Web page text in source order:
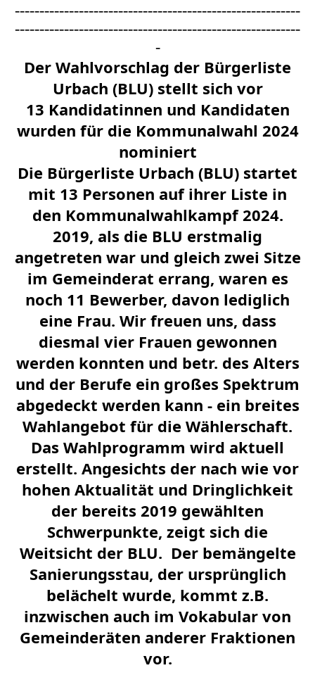
----------------------------------------------------------
----------------------------------------------------------
-
Der Wahlvorschlag der Bürgerliste
Urbach (BLU) stellt sich vor
13 Kandidatinnen und Kandidaten
wurden für die Kommunalwahl 2024
nominiert
Die Bürgerliste Urbach (BLU) startet
mit 13 Personen auf ihrer Liste in
den Kommunalwahlkampf 2024.
2019, als die BLU erstmalig
angetreten war und gleich zwei Sitze
im Gemeinderat errang, waren es
noch 11 Bewerber, davon lediglich
eine Frau. Wir freuen uns, dass
diesmal vier Frauen gewonnen
werden konnten und betr. des Alters
und der Berufe ein großes Spektrum
abgedeckt werden kann - ein breites
Wahlangebot für die Wählerschaft.
Das Wahlprogramm wird aktuell
erstellt. Angesichts der nach wie vor
hohen Aktualität und Dringlichkeit
der bereits 2019 gewählten
Schwerpunkte, zeigt sich die
Weitsicht der BLU. Der bemängelte
Sanierungsstau, der ursprünglich
belächelt wurde, kommt z.B.
inzwischen auch im Vokabular von
Gemeinderäten anderer Fraktionen
vor.